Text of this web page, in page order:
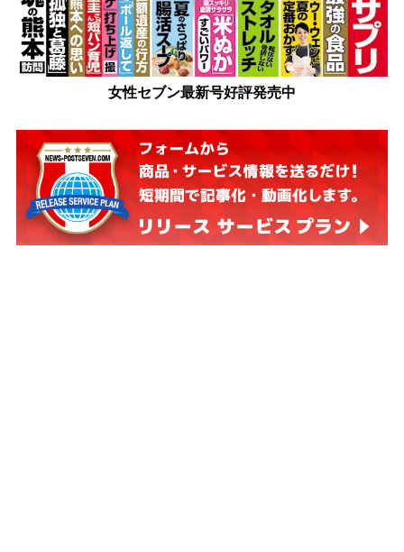
女性セブン最新号好評発売中